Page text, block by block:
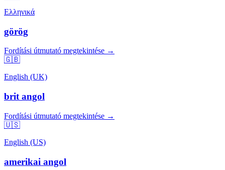
Ελληνικά
görög
Fordítási útmutató megtekintése →
🇬🇧
English (UK)
brit angol
Fordítási útmutató megtekintése →
🇺🇸
English (US)
amerikai angol